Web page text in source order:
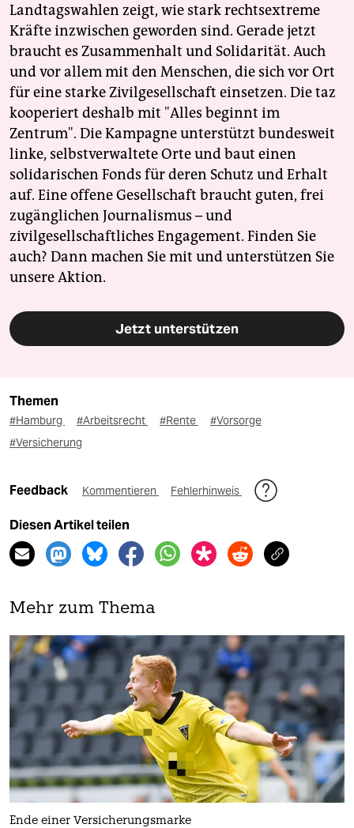
Landtagswahlen zeigt, wie stark rechtsextreme
Kräfte inzwischen geworden sind. Gerade jetzt
braucht es Zusammenhalt und Solidarität. Auch
und vor allem mit den Menschen, die sich vor Ort
für eine starke Zivilgesellschaft einsetzen. Die taz
kooperiert deshalb mit "Alles beginnt im
Zentrum". Die Kampagne unterstützt bundesweit
linke, selbstverwaltete Orte und baut einen
solidarischen Fonds für deren Schutz und Erhalt
auf. Eine offene Gesellschaft braucht guten, frei
zugänglichen Journalismus – und
zivilgesellschaftliches Engagement. Finden Sie
auch? Dann machen Sie mit und unterstützen Sie
unsere Aktion.
Jetzt unterstützen
Themen
#Hamburg #Arbeitsrecht #Rente
#Vorsorge
#Versicherung
Feedback Kommentieren Fehlerhinweis
Diesen Artikel teilen
Mehr zum Thema
Ende einer Versicherungsmarke